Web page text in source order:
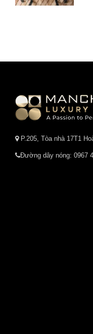
P.205, Tòa nhà 17T1
Đường dây nóng: 0967